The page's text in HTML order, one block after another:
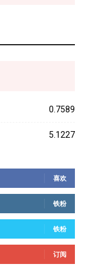
0.7589
5.1227
喜欢
铁粉
铁粉
订阅